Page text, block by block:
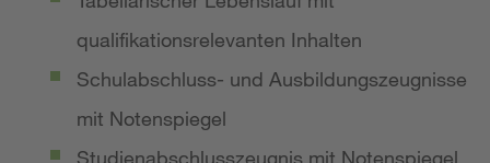
qualifikationsrelevanten Inhalten
Schulabschluss- und Ausbildungszeugnisse
mit Notenspiegel
Studienabschlusszeugnis mit Notenspiegel